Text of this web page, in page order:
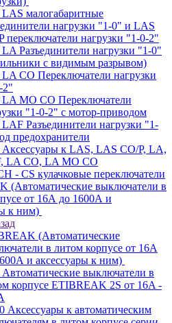
LAS малогабаритные
нагрузки "1-0" и LAS
переключатели нагрузки "1-0-2"
LA Разъединители нагрузки "1-0"
с видимым разрывом)
LA CO Переключатели нагрузки
2"
LA MO CO Переключатели
"1-0-2" с мотор-приводом
LAF Разъединители нагрузки "1-
предохранители
Аксессуары к LAS, LAS CO/P, LA,
LA CO, LA MO CO
- CS кулачковые переключатели
(Автоматические выключатели в
от 16А до 1600А и
к ним)
(Автоматические
в литом корпусе от 16А
и аксессуары к ним)
Автоматические выключатели в
корпусе ETIBREAK 2S от 16A -
Аксессуары к автоматическим